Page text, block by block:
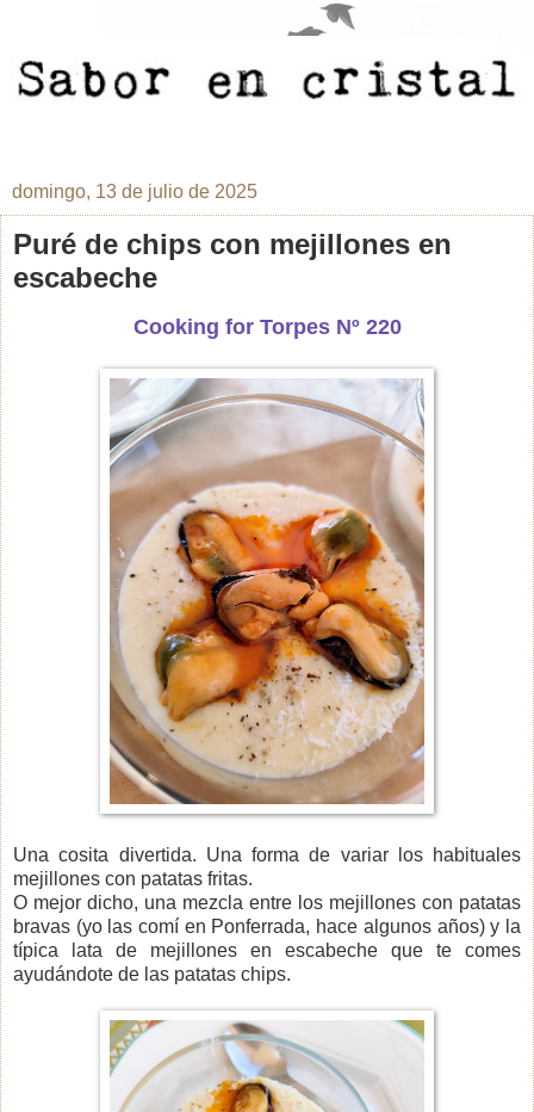
domingo, 13 de julio de 2025
Puré de chips con mejillones en
escabeche
Cooking for Torpes Nº 220
Una cosita divertida. Una forma de variar los habituales
mejillones con patatas fritas.
O mejor dicho, una mezcla entre los mejillones con patatas
bravas (yo las comí en Ponferrada, hace algunos años) y la
típica lata de mejillones en escabeche que te comes
ayudándote de las patatas chips.